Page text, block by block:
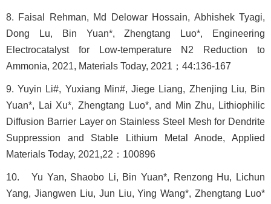
8. Faisal Rehman, Md Delowar Hossain, Abhishek Tyagi,
Dong Lu, Bin Yuan*, Zhengtang Luo*, Engineering
Electrocatalyst for Low-temperature N2 Reduction to
Ammonia, 2021, Materials Today, 2021；44:136-167
9. Yuyin Li#, Yuxiang Min#, Jiege Liang, Zhenjing Liu, Bin
Yuan*, Lai Xu*, Zhengtang Luo*, and Min Zhu, Lithiophilic
Diffusion Barrier Layer on Stainless Steel Mesh for Dendrite
Suppression and Stable Lithium Metal Anode, Applied
Materials Today, 2021,22：100896
10. Yu Yan, Shaobo Li, Bin Yuan*, Renzong Hu, Lichun
Yang, Jiangwen Liu, Jun Liu, Ying Wang*, Zhengtang Luo*